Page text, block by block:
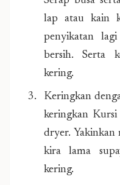
lap atau kain
penyikatan
bersih. Serta
kering.
Keringkan
keringkan
dryer.
kira lama
kering.